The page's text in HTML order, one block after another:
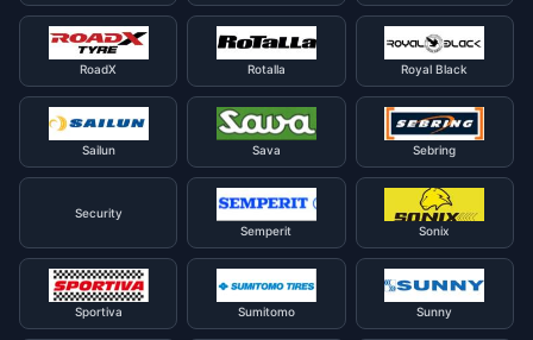
RoadX Rotalla Royal Black
Sailun Sava Sebring
Security
Semperit
Sonix
Sportiva Sumitomo Sunny